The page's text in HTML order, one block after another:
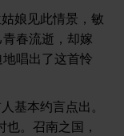
娘见此情景，敏
春流逝，却嫁
唱出了这首怜
基本约言点出。
也。召南之国，